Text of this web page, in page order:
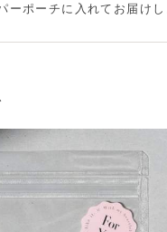
ーポーチに入れてお届けし